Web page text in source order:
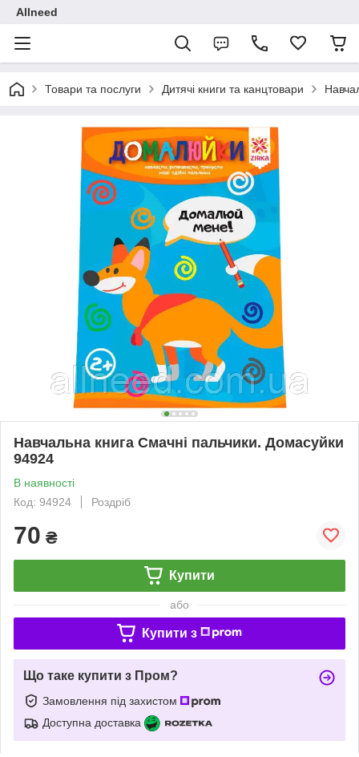
Allneed
Товари та послуги Дитячі книги та канцтовари
Навчальна книга Смачні пальчики. Домасуйки
94924
В наявності
Код: 94924
Роздріб
70 ₴
Купити
або
Купити з
Що таке купити з Пром?
Замовлення під захистом
Доступна доставка